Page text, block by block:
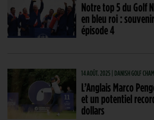
Notre top 5 du Golf
en bleu roi :
épisode 4
14 AOÛT. 2025 | DANISH GOLF
L’Anglais Marco
et un potentiel
dollars